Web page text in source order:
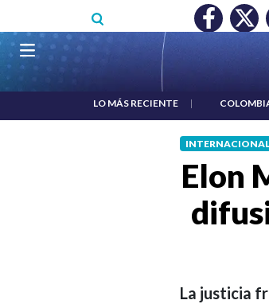
MÍNIMO NO DESTRUYÓ EMPLEO: JP MORGAN
Navegación
LO MÁS RECIENTE |
Elon
La justicia